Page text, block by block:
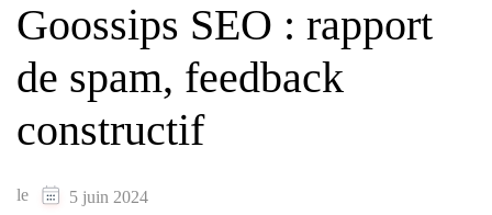
Goossips SEO : rapport
de spam, feedback
constructif
le 5 juin 2024